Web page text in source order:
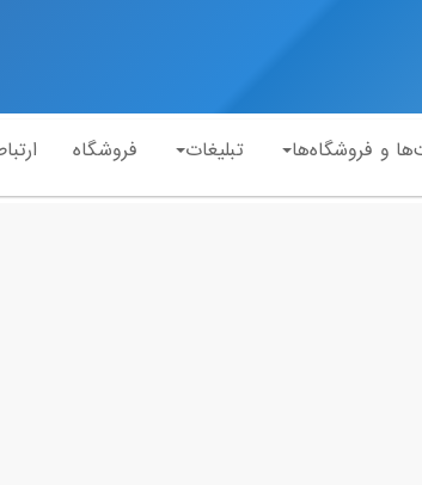
و فروشگاه‌ها تبلیغات فروشگاه